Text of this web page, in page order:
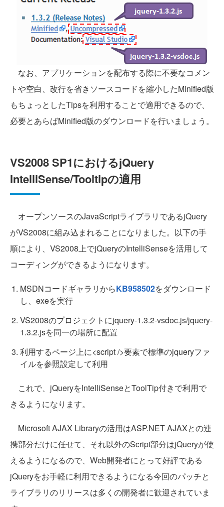
なお、アプリケーションを配布する際に不要なコメン
トや空白、改行を省きソースコードを縮小したMinified版
もちょっとしたTipsを利用することで適用できるので、
必要とあらばMinified版のダウンロードを行いましょう。
VS2008 SP1におけるjQuery
IntelliSense/Tooltipの適用
オープンソースのJavaScriptライブラリであるjQuery
がVS2008に組み込まれることになりました。以下の手
順により、VS2008上でjQueryのIntelliSenseを活用して
コーディングができるようになります。
MSDNコードギャラリからKB958502をダウンロード
し、exeを実行
VS2008のプロジェクトにjquery-1.3.2-vsdoc.js/jquery-
1.3.2.jsを同一の場所に配置
利用するページ上に<script />要素で標準のjqueryファ
イルを参照設定して利用
これで、jQueryをIntelliSenseとToolTip付きで利用で
きるようになります。
Microsoft AJAX Libraryの活用はASP.NET AJAXとの連
携部分だけに任せて、それ以外のScript部分はjQueryが使
えるようになるので、Web開発者にとって好評である
jQueryをお手軽に利用できるようになる今回のパッチと
ライブラリのリリースは多くの開発者に歓迎されていま